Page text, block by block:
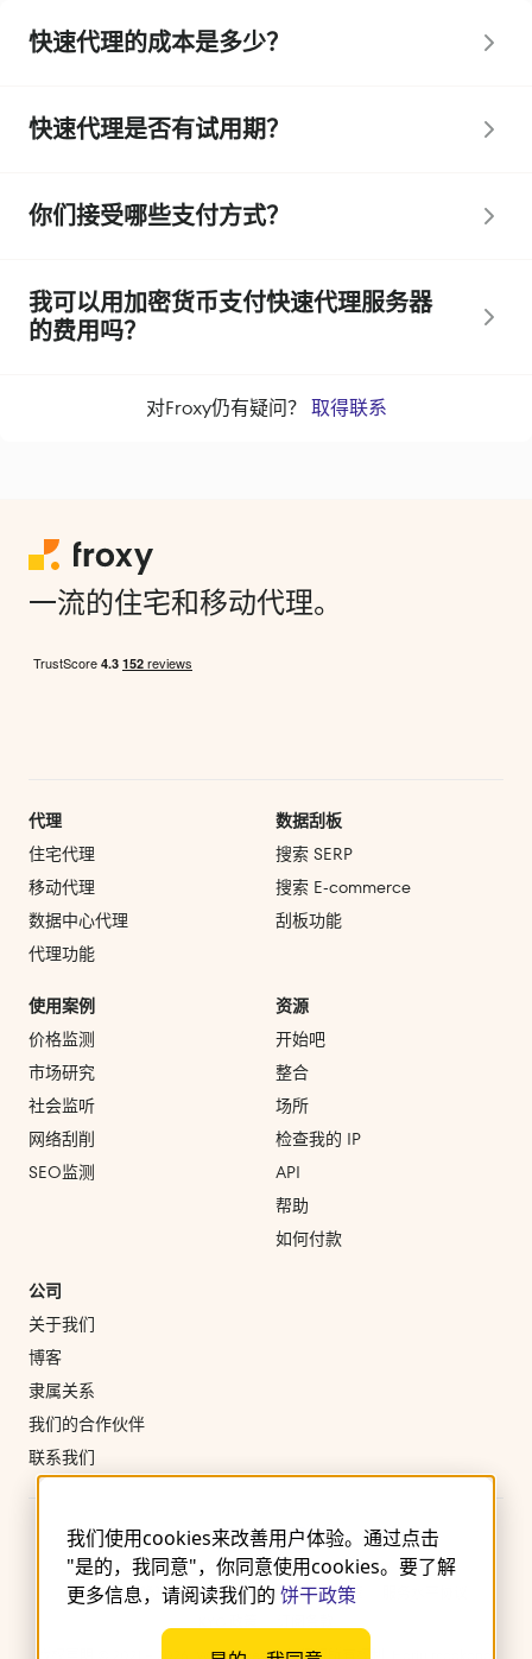
我们使用cookies来改善用户体验。通过点击
"是的，我同意"，你同意使用cookies。要了解
更多信息，请阅读我们的 饼干政策
快速代理的成本是多少？
快速代理是否有试用期？
你们接受哪些支付方式？
我可以用加密货币支付快速代理服务器
的费用吗？
对Froxy仍有疑问？ 取得联系
一流的住宅和移动代理。
代理
住宅代理
移动代理
数据中心代理
代理功能
数据刮板
搜索 SERP
搜索 E‑commerce
刮板功能
使用案例
价格监测
市场研究
社会监听
网络刮削
SEO监测
资源
开始吧
整合
场所
检查我的 IP
API
帮助
如何付款
公司
关于我们
博客
隶属关系
我们的合作伙伴
联系我们
使用条款 隐私政策 饼干 退款和取消政策
版权声明 © 2021 – 2026. Wergames OÜ. 保留所有权利. Harju maakond,